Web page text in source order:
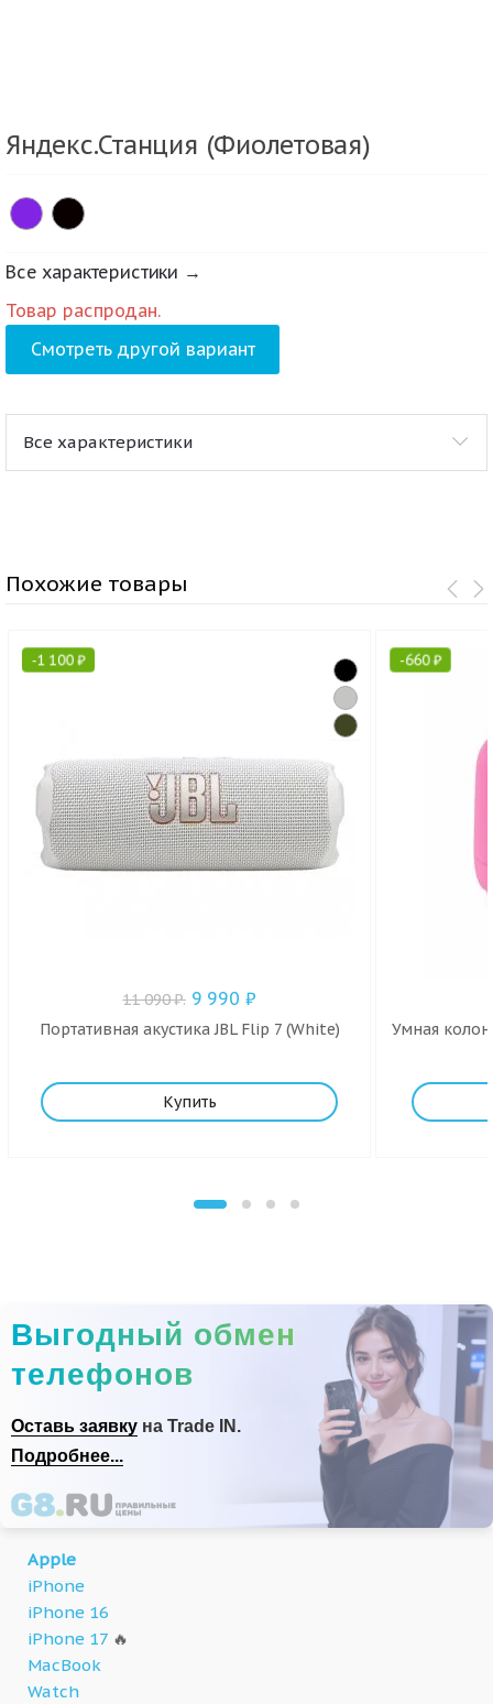
Яндекс.Станция (Фиолетовая)
Все характеристики →
Товар распродан.
Смотреть другой вариант
Все характеристики
Похожие товары
-1 100₽
11 090₽. 9 990 ₽
Портативная акустика JBL Flip 7 (White)
Купить
-660₽
Умная
Выгодный обмен
телефонов
Оставь заявку на Trade IN.
Подробнее...
Apple
iPhone
iPhone 16
iPhone 17 🔥
MacBook
Watch